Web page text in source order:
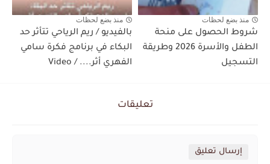
منذ بضع لحظات
شروط الحصول على منحة
الطفل والأسرة 2026 وطريقة
التسجيل
منذ بضع لحظات
بالفيديو / ريم الرياحي تتأثر حد
البكاء في برنامج فكرة سامي
الفهري أثر.... / Video
تعليقات
إرسال تعليق